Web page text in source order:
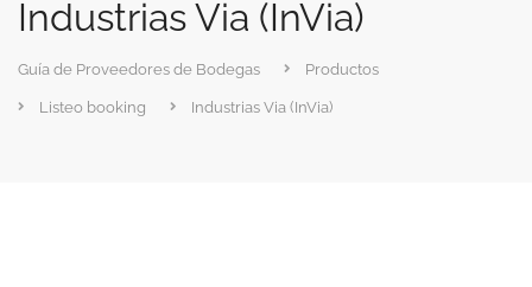
Industrias Via (InVia)
Guía de Proveedores de Bodegas Productos
Listeo booking Industrias Via (InVia)